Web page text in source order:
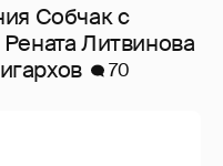
Собчак с
Литвинова
70